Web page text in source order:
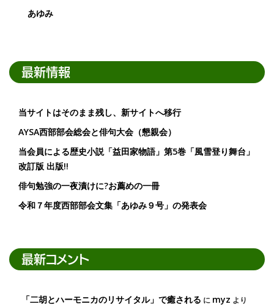
あゆみ
最新情報
当サイトはそのまま残し、新サイトへ移行
AYSA西部部会総会と俳句大会（懇親会）
当会員による歴史小説「益田家物語」第5巻「風雪登り舞台」
改訂版 出版!!
俳句勉強の一夜漬けに?お薦めの一冊
令和７年度西部部会文集「あゆみ９号」の発表会
最新コメント
「二胡とハーモニカのリサイタル」で癒される に myz より